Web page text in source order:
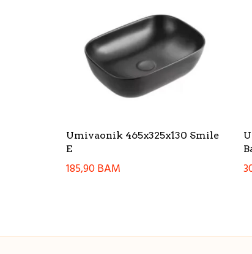
Umivaonik 465x325x130 Smile
E
185,90BAM